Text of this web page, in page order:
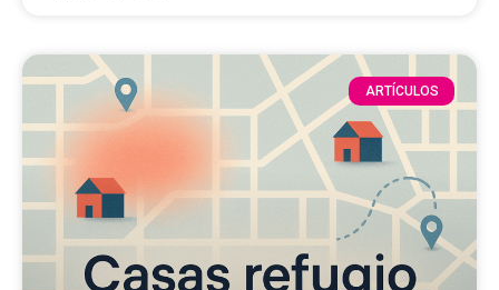
ARTÍCULOS